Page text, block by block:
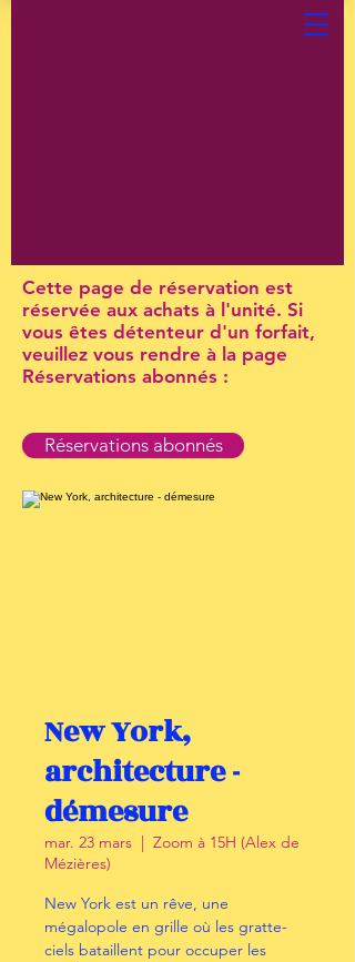
Cette page de réservation est
réservée aux achats à l'unité. Si
vous êtes détenteur d'un forfait,
veuillez vous rendre à la page
Réservations abonnés :
Réservations abonnés
New York,
architecture -
démesure
mar. 23 mars
  |
Zoom à 15H (Alex de
Mézières)
New York est un rêve, une
mégalopole en grille où les gratte-
ciels bataillent pour occuper les